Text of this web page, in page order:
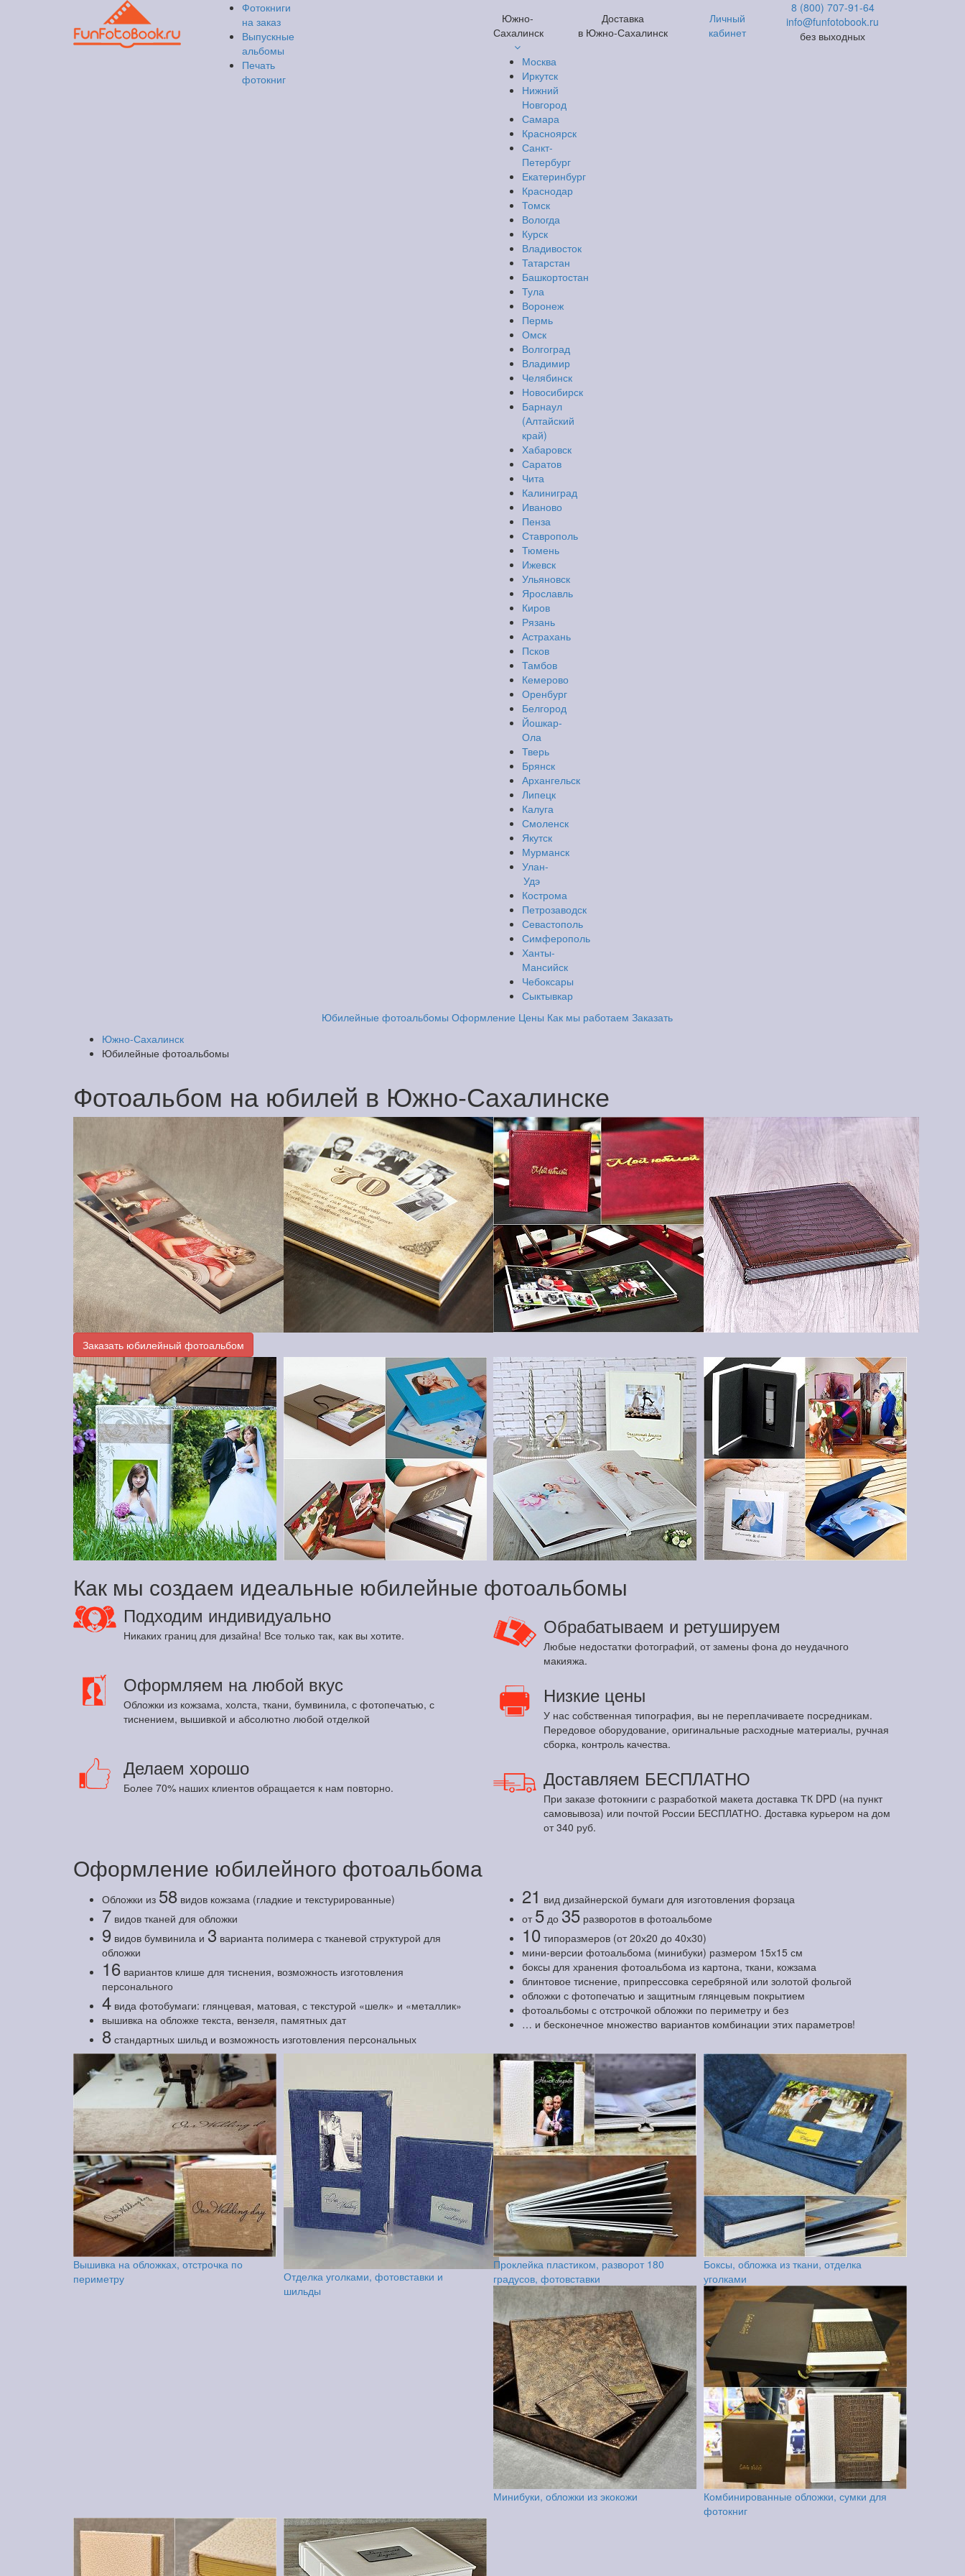
Фотокниги
на заказ
Выпускные
альбомы
Печать
фотокниг
Южно-
Сахалинск
Москва
Иркутск
Нижний
Новгород
Самара
Красноярск
Санкт-
Петербург
Екатеринбург
Краснодар
Томск
Вологда
Курск
Владивосток
Татарстан
Башкортостан
Тула
Воронеж
Пермь
Омск
Волгоград
Владимир
Челябинск
Новосибирск
Барнаул
(Алтайский
край)
Хабаровск
Саратов
Чита
Калиниград
Иваново
Пенза
Ставрополь
Тюмень
Ижевск
Ульяновск
Ярославль
Киров
Рязань
Астрахань
Псков
Тамбов
Кемерово
Оренбург
Белгород
Йошкар-
Ола
Тверь
Брянск
Архангельск
Липецк
Калуга
Смоленск
Якутск
Мурманск
Улан-
Удэ
Кострома
Петрозаводск
Севастополь
Симферополь
Ханты-
Мансийск
Чебоксары
Сыктывкар
Доставка
в Южно-Сахалинск
Личный
кабинет
8 (800) 707-91-64
info@funfotobook.ru
без выходных
Юбилейные фотоальбомы Оформление Цены Как мы работаем Заказать
Южно-Сахалинск
Юбилейные фотоальбомы
Фотоальбом на юбилей в Южно-Сахалинске
Заказать юбилейный фотоальбом
Как мы создаем идеальные юбилейные фотоальбомы
Подходим индивидуально
Никаких границ для дизайна! Все только так, как вы хотите. Обрабатываем и ретушируем
Любые недостатки фотографий, от замены фона до неудачного
макияжа.
Оформляем на любой вкус
Обложки из кожзама, холста, ткани, бумвинила, с фотопечатью, с
тиснением, вышивкой и абсолютно любой отделкой
Низкие цены
У нас собственная типография, вы не переплачиваете посредникам.
Передовое оборудование, оригинальные расходные материалы, ручная
сборка, контроль качества.
Делаем хорошо
Более 70% наших клиентов обращается к нам повторно. Доставляем БЕСПЛАТНО
При заказе фотокниги с разработкой макета доставка ТК DPD (на пункт
самовывоза) или почтой России БЕСПЛАТНО. Доставка курьером на дом
от 340 руб.
Оформление юбилейного фотоальбома
Обложки из 58 видов кожзама (гладкие и текстурированные)
7 видов тканей для обложки
9 видов бумвинила и 3 варианта полимера с тканевой структурой для
обложки
16 вариантов клише для тиснения, возможность изготовления
персонального
4 вида фотобумаги: глянцевая, матовая, с текстурой «шелк» и «металлик»
вышивка на обложке текста, вензеля, памятных дат
8 стандартных шильд и возможность изготовления персональных
21 вид дизайнерской бумаги для изготовления форзаца
от 5 до 35 разворотов в фотоальбоме
10 типоразмеров (от 20х20 до 40х30)
мини-версии фотоальбома (минибуки) размером 15х15 см
боксы для хранения фотоальбома из картона, ткани, кожзама
блинтовое тиснение, припрессовка серебряной или золотой фольгой
обложки с фотопечатью и защитным глянцевым покрытием
фотоальбомы с отстрочкой обложки по периметру и без
… и бесконечное множество вариантов комбинации этих параметров!
Вышивка на обложках, отстрочка по
периметру
Отделка уголками, фотовставки и
шильды
Проклейка пластиком, разворот 180
градусов, фотовставки
Боксы, обложка из ткани, отделка
уголками
Минибуки, обложки из экокожи
Комбинированные обложки, сумки для
фотокниг